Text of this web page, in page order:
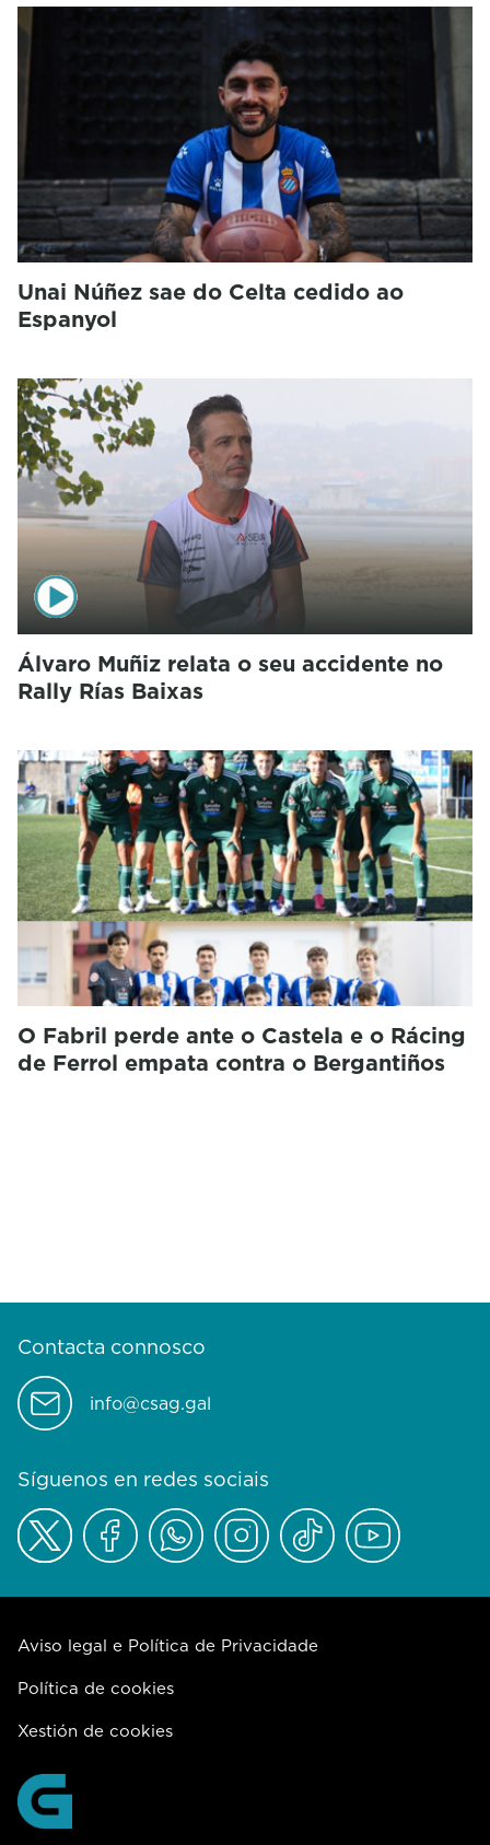
Unai Núñez sae do Celta cedido ao
Espanyol
Álvaro Muñiz relata o seu accidente no
Rally Rías Baixas
O Fabril perde ante o Castela e o Rácing
de Ferrol empata contra o Bergantiños
Contacta connosco
info@csag.gal
Síguenos en redes sociais
Aviso legal e Política de Privacidade
Política de cookies
Xestión de cookies